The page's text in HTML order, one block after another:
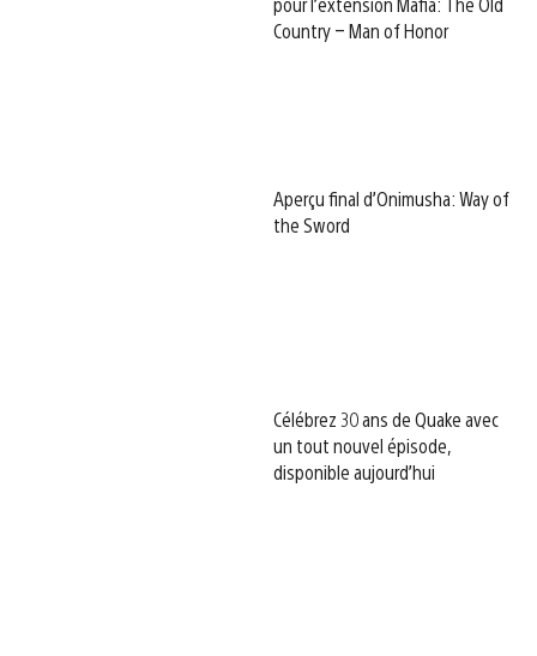
Country – Man of Honor
Aperçu final d’Onimusha: Way of
the Sword
Célébrez 30 ans de Quake avec
un tout nouvel épisode,
disponible aujourd’hui